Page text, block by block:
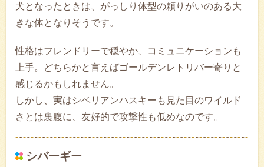
犬となったときは、がっしり体型の頼りがいのある大
きな体となりそうです。
性格はフレンドリーで穏やか、コミュニケーションも
上手。どちらかと言えばゴールデンレトリバー寄りと
感じるかもしれません。
しかし、実はシベリアンハスキーも見た目のワイルド
さとは裏腹に、友好的で攻撃性も低めなのです。
シバーギー